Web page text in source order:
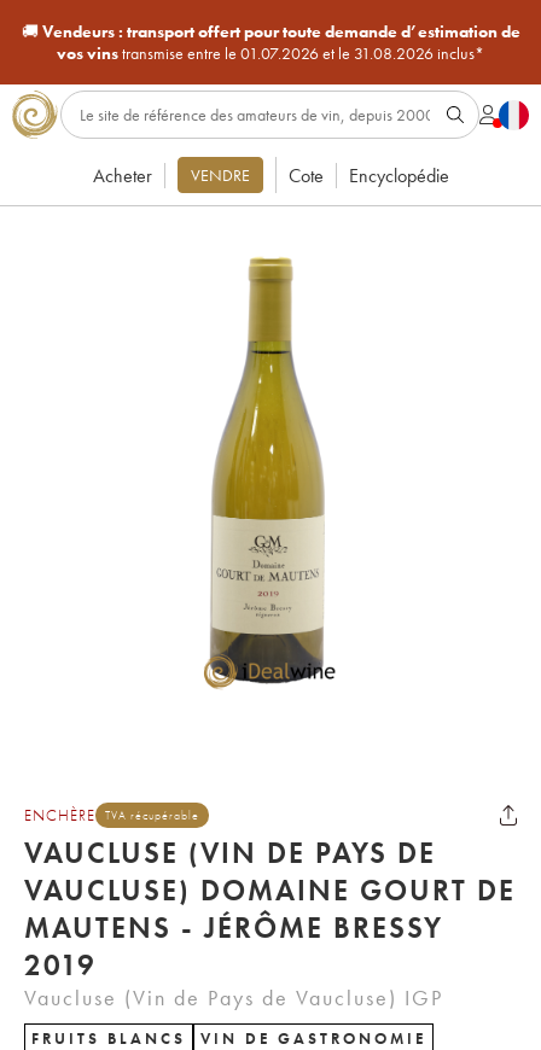
🚚Vendeurs : transport offert pour toute demande d’estimation de
vos vinstransmise entre le 01.07.2026 et le 31.08.2026 inclus*
Acheter VENDRE Cote Encyclopédie
ENCHÈRE TVA récupérable
VAUCLUSE (VIN DE PAYS DE
VAUCLUSE) DOMAINE GOURT DE
MAUTENS - JÉRÔME BRESSY
2019
Vaucluse (Vin de Pays de Vaucluse) IGP
FRUITS BLANCS
VIN DE GASTRONOMIE